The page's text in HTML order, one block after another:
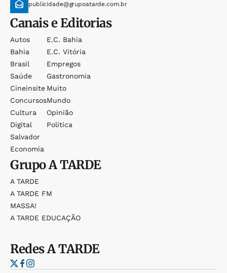
publicidade@grupoatarde.com.br
Canais e Editorias
Autos
Bahia
Brasil
Saúde
Cineinsite
Concursos
Cultura
Digital
Salvador
Economia
E.c. Bahia
E.c. Vitória
Empregos
Gastronomia
Muito
Mundo
Opinião
Política
GrupoA TARDE
A TARDE
A TARDE FM
MASSA!
A TARDE EDUCAÇÃO
RedesA TARDE